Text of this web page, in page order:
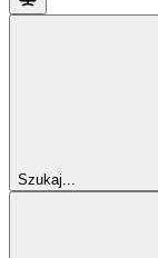
Szukaj...